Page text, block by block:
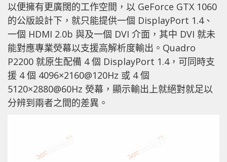
以便擁有更廣闊的工作空間，以 GeForce GTX 1060
的公版設計下，就只能提供一個 DisplayPort 1.4、
一個 HDMI 2.0b 與及一個 DVI 介面，其中 DVI 就未
能對應專業熒幕以支援高解析度輸出。Quadro
P2200 就原生配備 4 個 DisplayPort 1.4，可同時支
援 4 個 4096×2160@120Hz 或 4 個
5120×2880@60Hz 熒幕，顯示輸出上就絕對就足以
分辨到兩者之間的差異。